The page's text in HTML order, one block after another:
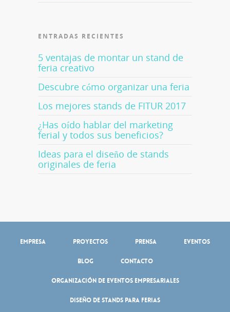
ENTRADAS RECIENTES
5 ventajas de montar un stand de
feria creativo
Descubre cómo organizar una feria
Los mejores stands de FITUR 2017
¿Has oído hablar del marketing
ferial y todos sus beneficios?
Ideas para el diseño de stands
originales de feria
Empresa Proyectos Prensa Eventos
Blog Contacto
Organización de eventos empresariales
Diseño de stands para ferias